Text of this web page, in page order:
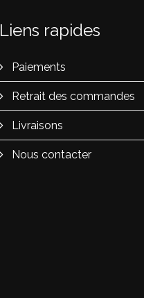
Liens rapides
Paiements
Retrait des commandes
Livraisons
Nous contacter